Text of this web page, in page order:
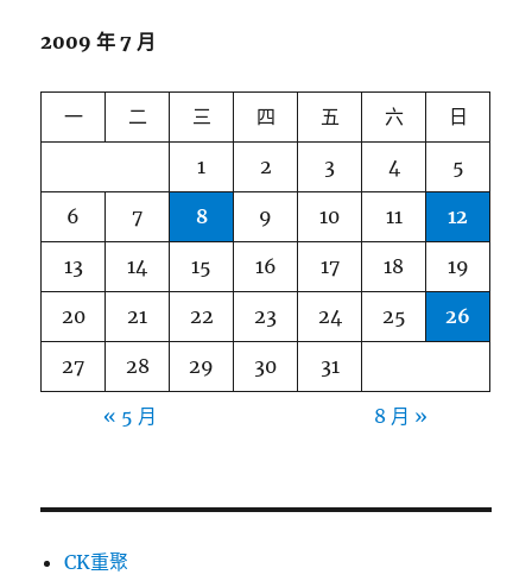
2009 年 7 月
一 二 三 四 五 六 日
1 2 3 4 5
6 7 8 9 10 11 12
13 14 15 16 17 18 19
20 21 22 23 24 25 26
27 28 29 30 31
« 5 月 8 月 »
CK重聚